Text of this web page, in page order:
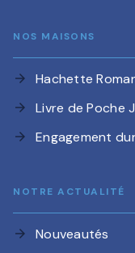
NOS MAISONS
arrow_forward Hachette
arrow_forward Livre de Poche
arrow_forward Engagement
NOTRE ACTUALITÉ
arrow_forward Nouveautés